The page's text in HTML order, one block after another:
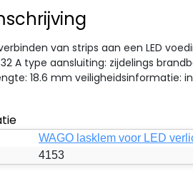
van strips aan een LED
A type aansluiting: zijdelings
18.6 mm veiligheidsinformatie:
WAGO lasklem voor LED
4153